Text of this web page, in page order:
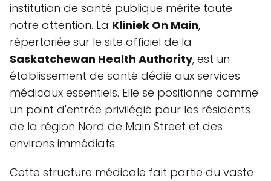
institution de santé publique mérite toute
notre attention. La Kliniek On Main,
répertoriée sur le site officiel de la
Saskatchewan Health Authority, est un
établissement de santé dédié aux services
médicaux essentiels. Elle se positionne comme
un point d'entrée privilégié pour les résidents
de la région Nord de Main Street et des
environs immédiats.
Cette structure médicale fait partie du vaste